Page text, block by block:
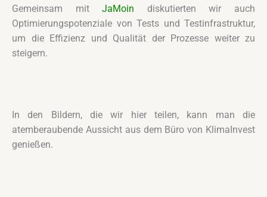
Gemeinsam mitJaMoin diskutierten wir auch
Optimierungspotenziale von Tests und Testinfrastruktur,
um die Effizienz und Qualität der Prozesse weiter zu
steigern.
In den Bildern, die wir hier teilen, kann man die
atemberaubende Aussicht aus dem Büro von KlimaInvest
genießen.